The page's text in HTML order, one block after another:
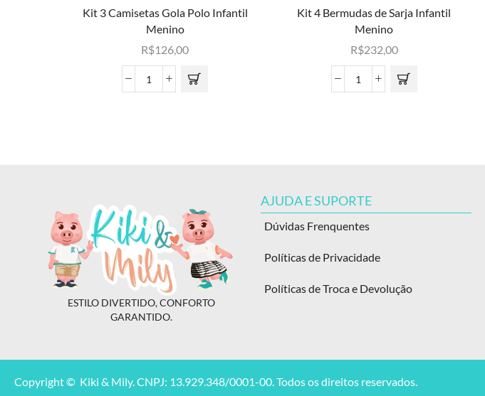
Kit 3 Camisetas Gola Polo Infantil
Menino
R$126,00
Kit 4 Bermudas de Sarja Infantil
Menino
R$232,00
ESTILO DIVERTIDO, CONFORTO
GARANTIDO.
AJUDA E SUPORTE
Dúvidas Frenquentes
Políticas de Privacidade
Políticas de Troca e Devolução
Copyright © Kiki & Mily. CNPJ: 13.929.348/0001-00. Todos os direitos reservados.